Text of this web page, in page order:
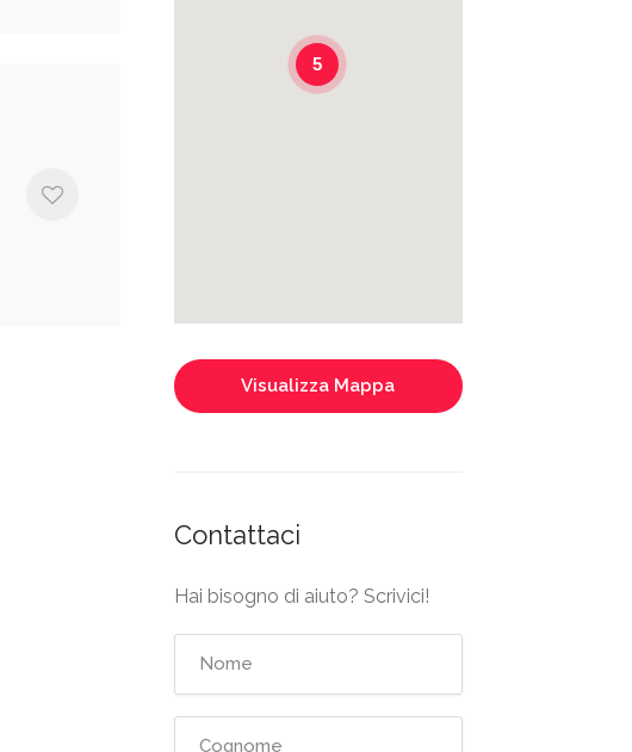
5
Visualizza Mappa
Contattaci
Hai bisogno di aiuto? Scrivici!